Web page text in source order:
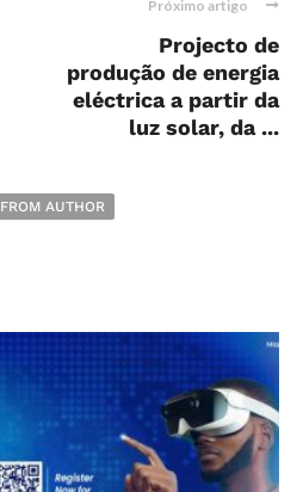
Próximo artigo
Projecto de
produção de energia
eléctrica a partir da
luz solar, da ...
AUTHOR